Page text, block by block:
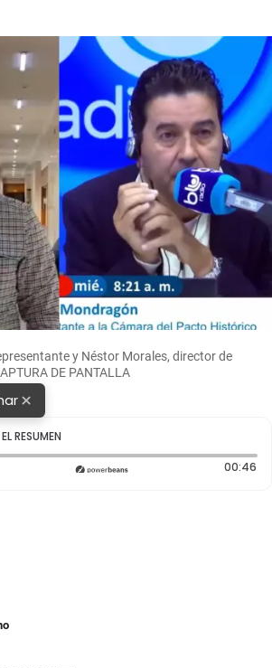
y Néstor Morales, director de
DE PANTALLA
×
RESUMEN
transcurrido: 0 segundos 00:46